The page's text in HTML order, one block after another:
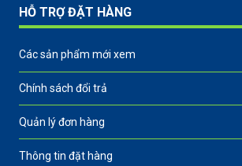
HỖ TRỢ ĐẶT HÀNG
Các sản phẩm mới xem
Chính sách đổi trả
Quản lý đơn hàng
Thông tin đặt hàng